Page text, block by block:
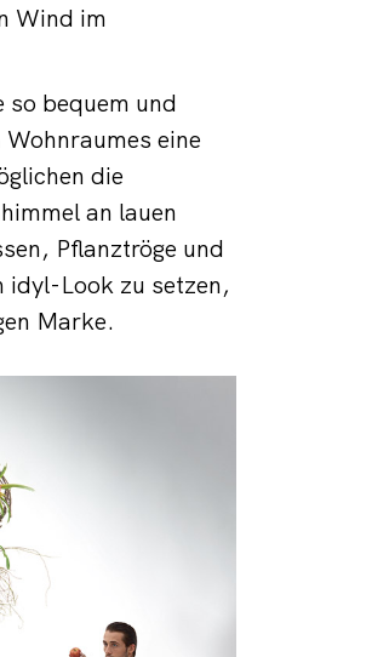
Wind im
bequem und
eine
die
an lauen
Pflanztröge und
idyl-Look zu setzen,
Marke.